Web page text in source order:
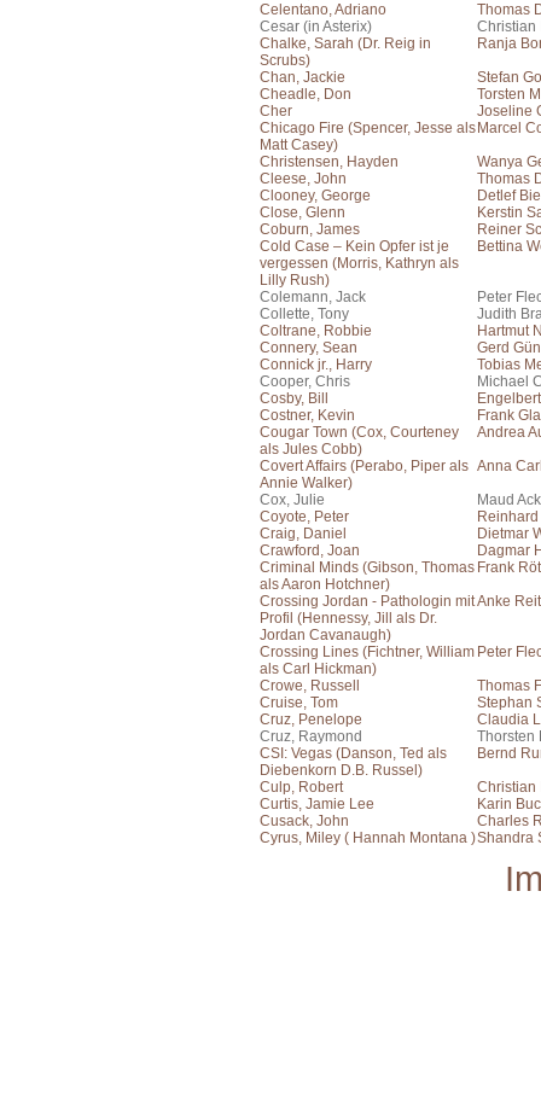
Celentano, Adriano
Thomas
Cesar (in Asterix)
Christian
Chalke, Sarah (Dr. Reig in
Scrubs)
Ranja
Chan, Jackie
Stefan
Cheadle, Don
Torsten
Cher
Joseline
Chicago Fire (Spencer, Jesse als
Matt Casey)
Marcel
Christensen, Hayden
Wanya
Cleese, John
Thomas
Clooney, George
Detlef
Close, Glenn
Kerstin
Coburn, James
Reiner
Cold Case – Kein Opfer ist je
vergessen (Morris, Kathryn als
Lilly Rush)
Bettina
Colemann, Jack
Peter
Collette, Tony
Judith
Coltrane, Robbie
Hartmut
Connery, Sean
Gerd
Connick jr., Harry
Tobias
Cooper, Chris
Michael
Cosby, Bill
Costner, Kevin
Frank
Cougar Town (Cox, Courteney
als Jules Cobb)
Andrea
Covert Affairs (Perabo, Piper als
Annie Walker)
Anna
Cox, Julie
Maud
Coyote, Peter
Craig, Daniel
Dietmar
Crawford, Joan
Dagmar
Criminal Minds (Gibson, Thomas
als Aaron Hotchner)
Frank
Crossing Jordan - Pathologin mit
Profil (Hennessy, Jill als Dr.
Jordan Cavanaugh)
Anke
Crossing Lines (Fichtner, William
als Carl Hickman)
Peter
Crowe, Russell
Thomas
Cruise, Tom
Stephan
Cruz, Penelope
Claudia
Cruz, Raymond
Thorsten
CSI: Vegas (Danson, Ted als
Diebenkorn D.B. Russel)
Bernd
Culp, Robert
Christian
Curtis, Jamie Lee
Karin
Cusack, John
Charles
Cyrus, Miley ( Hannah Montana )Shandra